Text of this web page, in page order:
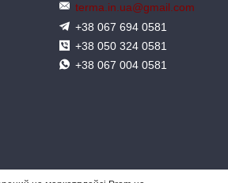
terma.in.ua@gmail.com
+38 067 694 0581
+38 050 324 0581
+38 067 004 0581